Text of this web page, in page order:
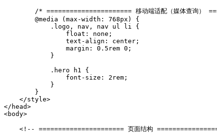
/* ====================== 移动端适配（媒体查询）
        @media (max-width: 768px) {
            .logo, nav, nav ul li {
                float: none;
                text-align: center;
                margin: 0.5rem 0;
            }
            .hero h1 {
                font-size: 2rem;
            }
        }
    </style>
</head>
<body>
<!-- ====================== 页面结构